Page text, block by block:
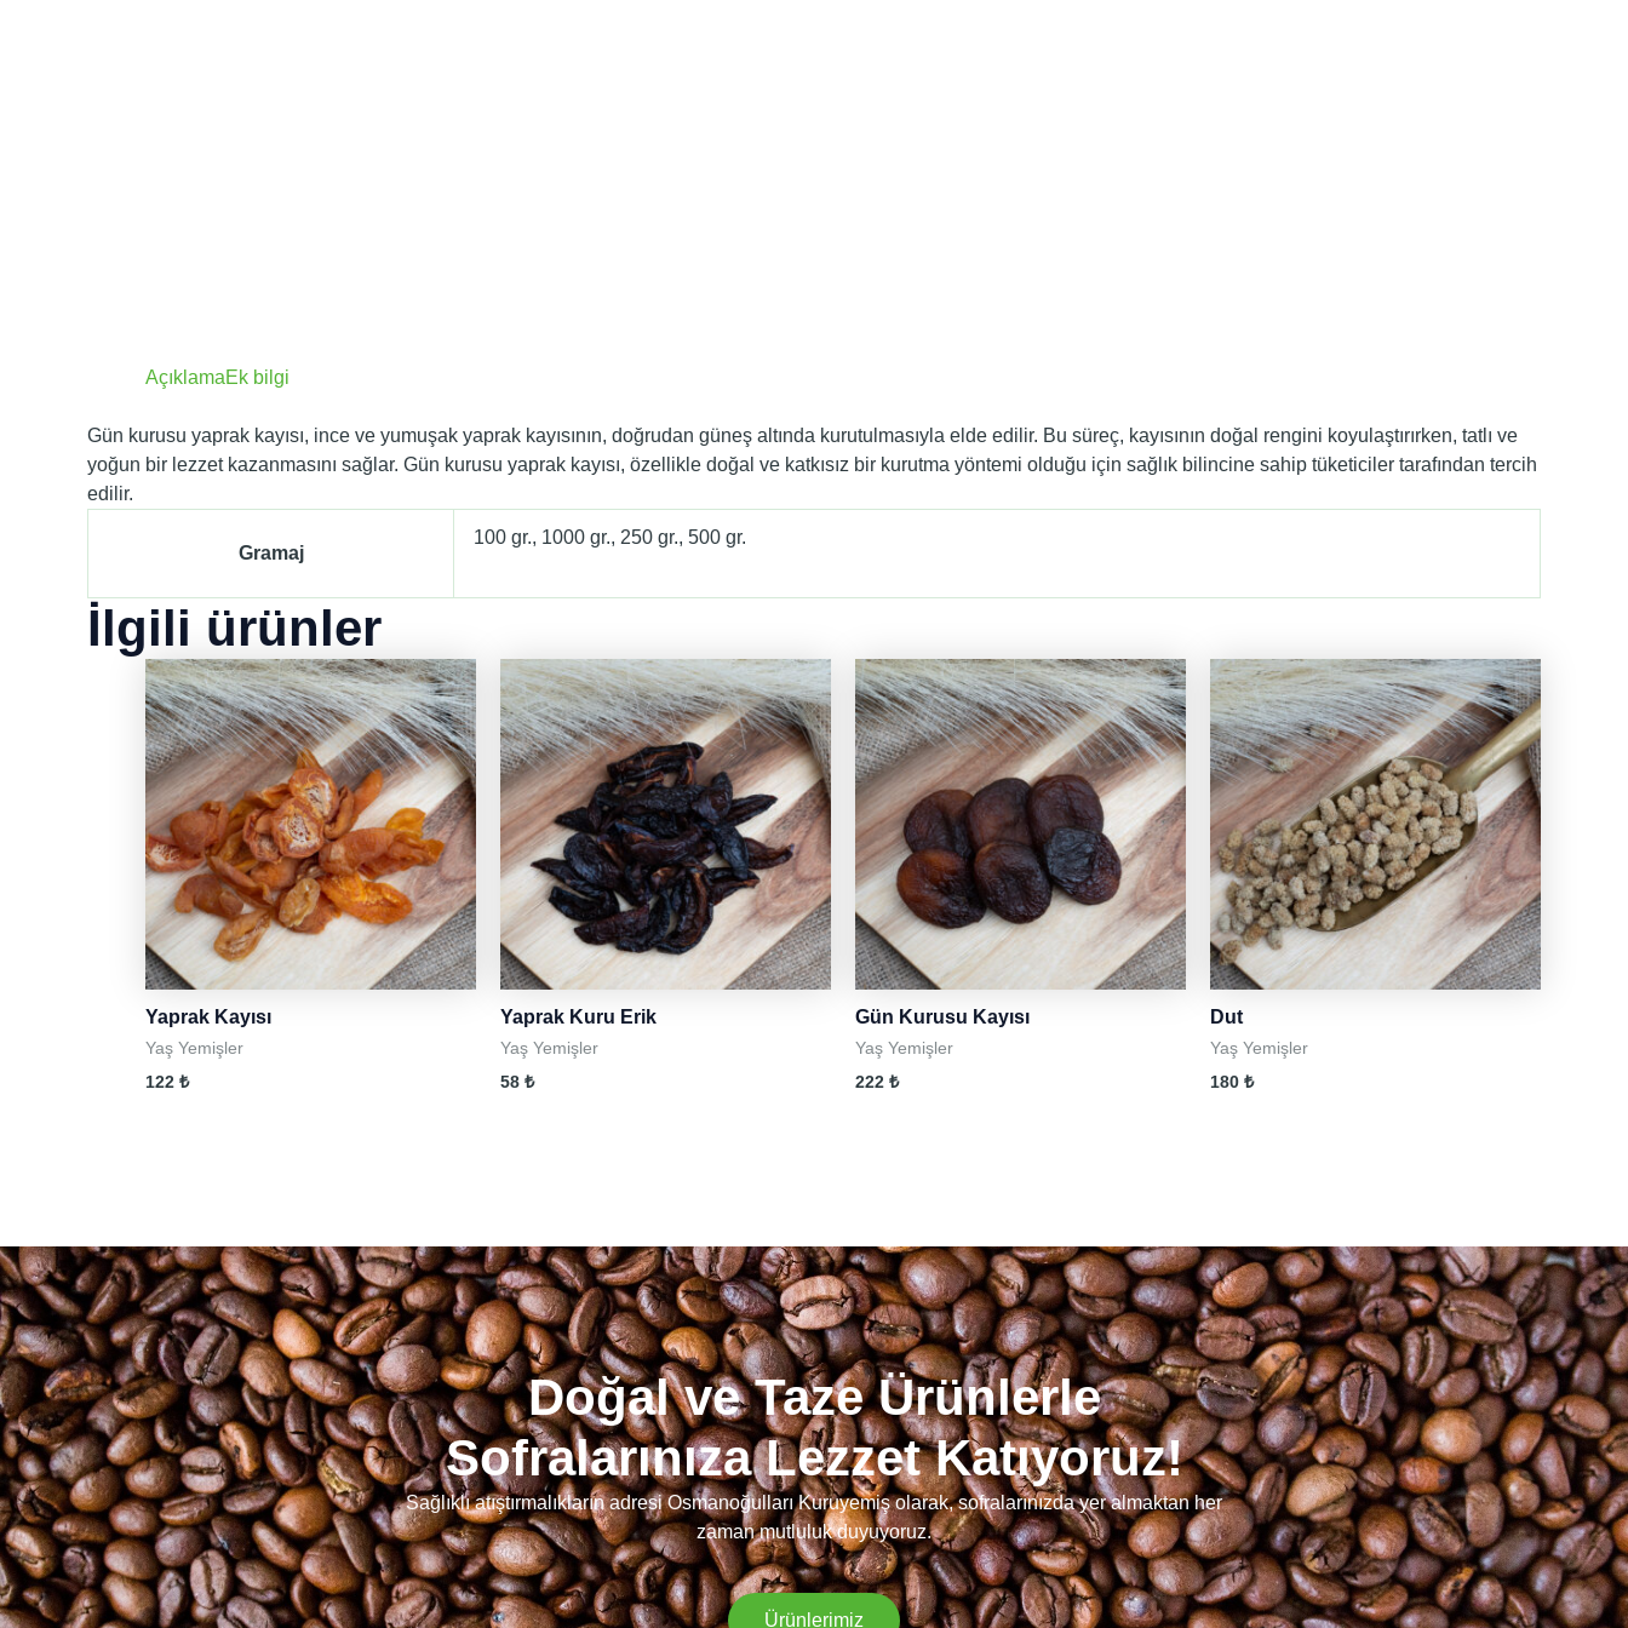
AçıklamaEk bilgi
Gün kurusu yaprak kayısı, ince ve yumuşak yaprak kayısının, doğrudan güneş altında kurutulmasıyla elde edilir. Bu süreç, kayısının doğal rengini koyulaştırırken, tatlı ve
yoğun bir lezzet kazanmasını sağlar. Gün kurusu yaprak kayısı, özellikle doğal ve katkısız bir kurutma yöntemi olduğu için sağlık bilincine sahip tüketiciler tarafından tercih
edilir.
Gramaj
100 gr., 1000 gr., 250 gr., 500 gr.
İlgili ürünler
Yaprak Kayısı
Yaş Yemişler
122 ₺
Yaprak Kuru Erik
Yaş Yemişler
58 ₺
Gün Kurusu Kayısı
Yaş Yemişler
222 ₺
Dut
Yaş Yemişler
180 ₺
Doğal ve Taze Ürünlerle
Sofralarınıza Lezzet Katıyoruz!
Sağlıklı atıştırmalıkların adresi Osmanoğulları Kuruyemiş olarak, sofralarınızda yer almaktan her
zaman mutluluk duyuyoruz.
Ürünlerimiz